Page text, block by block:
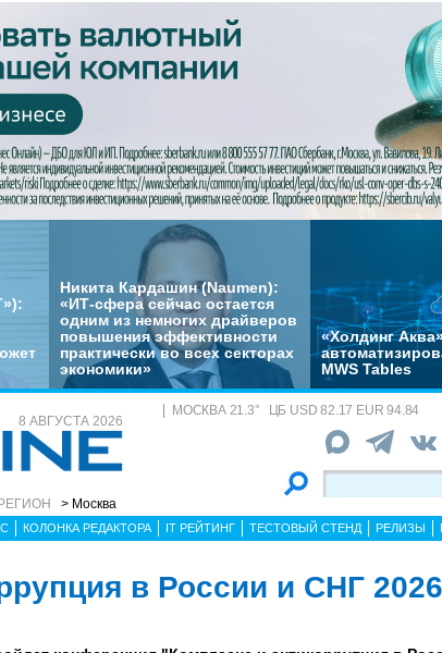
Никита Кардашин (Naumen):
«ИТ-сфера сейчас остается
одним из немногих драйверов
повышения эффективности
практически во всех секторах
экономики»
«Холдинг
MWS Tables
8 АВГУСТА 2026
> Москва
МОСКВА 21.3° ЦБ USD 82.17 EUR 94.84
КОЛОНКА РЕДАКТОРА IT РЕЙТИНГ ТЕСТОВЫЙ СТЕНД РЕЛИЗЫ
в России и СНГ 2026